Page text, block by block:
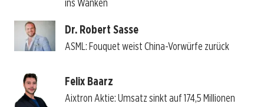
ins Wanken
Dr. Robert Sasse
ASML: Fouquet weist China-Vorwürfe zurück
Felix Baarz
Aixtron Aktie: Umsatz sinkt auf 174,5 Millionen